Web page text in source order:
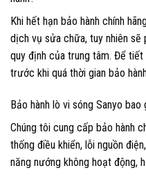
Khi hết hạn bảo hành chính
dịch vụ sửa chữa, tuy nhiên sẽ
quy định của trung tâm. Để
trước khi quá thời gian bảo
Bảo hành lò vi sóng Sanyo
Chúng tôi cung cấp bảo hành
thống điều khiển, lỗi nguồn
năng nướng không hoạt động,